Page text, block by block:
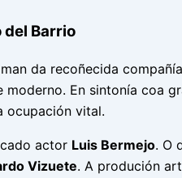
del Barrio
da recoñecida compañía
En sintonía coa
ocupación vital.
actor Luis Bermejo. O
Vizuete. A produción